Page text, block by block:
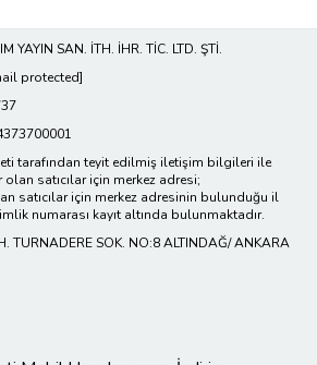
YAYIN SAN. İTH. İHR. TİC. LTD. ŞTİ.
protected]
tarafından teyit edilmiş iletişim bilgileri ile
satıcılar için merkez adresi;
satıcılar için merkez adresinin bulunduğu il
numarası kayıt altında bulunmaktadır.
TURNADERE SOK. NO:8 ALTINDAĞ/ ANKARA